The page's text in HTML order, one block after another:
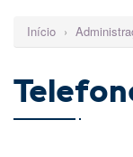
Início ›